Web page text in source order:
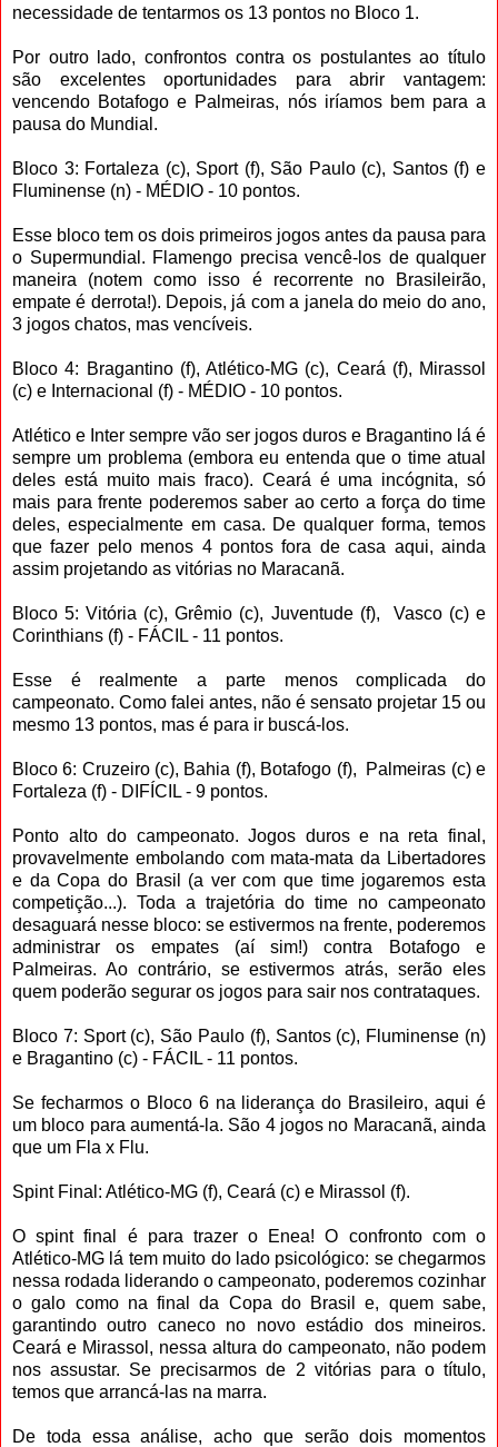
necessidade de tentarmos os 13 pontos no Bloco 1.
Por outro lado, confrontos contra os postulantes ao título
são excelentes oportunidades para abrir vantagem:
vencendo Botafogo e Palmeiras, nós iríamos bem para a
pausa do Mundial.
Bloco 3: Fortaleza (c), Sport (f), São Paulo (c), Santos (f) e
Fluminense (n) - MÉDIO - 10 pontos.
Esse bloco tem os dois primeiros jogos antes da pausa para
o Supermundial. Flamengo precisa vencê-los de qualquer
maneira (notem como isso é recorrente no Brasileirão,
empate é derrota!). Depois, já com a janela do meio do ano,
3 jogos chatos, mas vencíveis.
Bloco 4: Bragantino (f), Atlético-MG (c), Ceará (f), Mirassol
(c) e Internacional (f) - MÉDIO - 10 pontos.
Atlético e Inter sempre vão ser jogos duros e Bragantino lá é
sempre um problema (embora eu entenda que o time atual
deles está muito mais fraco). Ceará é uma incógnita, só
mais para frente poderemos saber ao certo a força do time
deles, especialmente em casa. De qualquer forma, temos
que fazer pelo menos 4 pontos fora de casa aqui, ainda
assim projetando as vitórias no Maracanã.
Bloco 5: Vitória (c), Grêmio (c), Juventude (f), Vasco (c) e
Corinthians (f) - FÁCIL - 11 pontos.
Esse é realmente a parte menos complicada do
campeonato. Como falei antes, não é sensato projetar 15 ou
mesmo 13 pontos, mas é para ir buscá-los.
Bloco 6: Cruzeiro (c), Bahia (f), Botafogo (f), Palmeiras (c) e
Fortaleza (f) - DIFÍCIL - 9 pontos.
Ponto alto do campeonato. Jogos duros e na reta final,
provavelmente embolando com mata-mata da Libertadores
e da Copa do Brasil (a ver com que time jogaremos esta
competição...). Toda a trajetória do time no campeonato
desaguará nesse bloco: se estivermos na frente, poderemos
administrar os empates (aí sim!) contra Botafogo e
Palmeiras. Ao contrário, se estivermos atrás, serão eles
quem poderão segurar os jogos para sair nos contrataques.
Bloco 7: Sport (c), São Paulo (f), Santos (c), Fluminense (n)
e Bragantino (c) - FÁCIL - 11 pontos.
Se fecharmos o Bloco 6 na liderança do Brasileiro, aqui é
um bloco para aumentá-la. São 4 jogos no Maracanã, ainda
que um Fla x Flu.
Spint Final: Atlético-MG (f), Ceará (c) e Mirassol (f).
O spint final é para trazer o Enea! O confronto com o
Atlético-MG lá tem muito do lado psicológico: se chegarmos
nessa rodada liderando o campeonato, poderemos cozinhar
o galo como na final da Copa do Brasil e, quem sabe,
garantindo outro caneco no novo estádio dos mineiros.
Ceará e Mirassol, nessa altura do campeonato, não podem
nos assustar. Se precisarmos de 2 vitórias para o título,
temos que arrancá-las na marra.
De toda essa análise, acho que serão dois momentos